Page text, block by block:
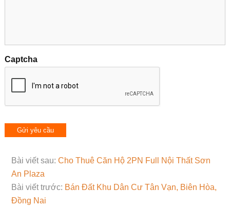
Captcha
Bài viết sau: Cho Thuê Căn Hộ 2PN Full Nội Thất Sơn
An Plaza
Bài viết trước: Bán Đất Khu Dân Cư Tân Vạn, Biên Hòa,
Đồng Nai